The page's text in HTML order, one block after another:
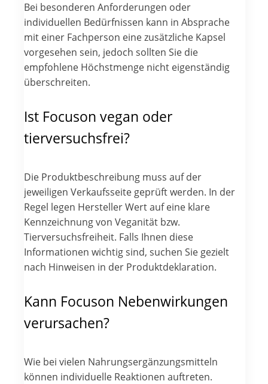
Bei besonderen Anforderungen oder
individuellen Bedürfnissen kann in Absprache
mit einer Fachperson eine zusätzliche Kapsel
vorgesehen sein, jedoch sollten Sie die
empfohlene Höchstmenge nicht eigenständig
überschreiten.
Ist Focuson vegan oder
tierversuchsfrei?
Die Produktbeschreibung muss auf der
jeweiligen Verkaufsseite geprüft werden. In der
Regel legen Hersteller Wert auf eine klare
Kennzeichnung von Veganität bzw.
Tierversuchsfreiheit. Falls Ihnen diese
Informationen wichtig sind, suchen Sie gezielt
nach Hinweisen in der Produktdeklaration.
Kann Focuson Nebenwirkungen
verursachen?
Wie bei vielen Nahrungsergänzungsmitteln
können individuelle Reaktionen auftreten.